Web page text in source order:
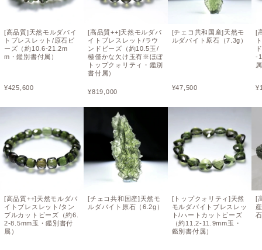
[高品質]天然モルダバイ
トブレスレット/原石ビ
ーズ（約10.6-21.2m
m・鑑別書付属）
¥425,600
[高品質++]天然モルダバ
イトブレスレット/タン
ブルカットビーズ（約6.
2-8.5mm玉・鑑別書付
属）
[高品質++]天然モルダバ
イトブレスレット/ラウ
ンドビーズ（約10.5玉/
極僅かな欠け玉有※ほぼ
トップクォリティ・鑑別
書付属）
¥819,000
[チェコ共和国産]天然モ
ルダバイト原石（6.2g）
[チェコ共和国産]天然モ
ルダバイト原石（7.3g）
¥47,500
[トップクォリティ]天然
モルダバイトブレスレッ
ト/ハートカットビーズ
（約11.2-11.9mm玉・
鑑別書付属）
[
-
¥
[